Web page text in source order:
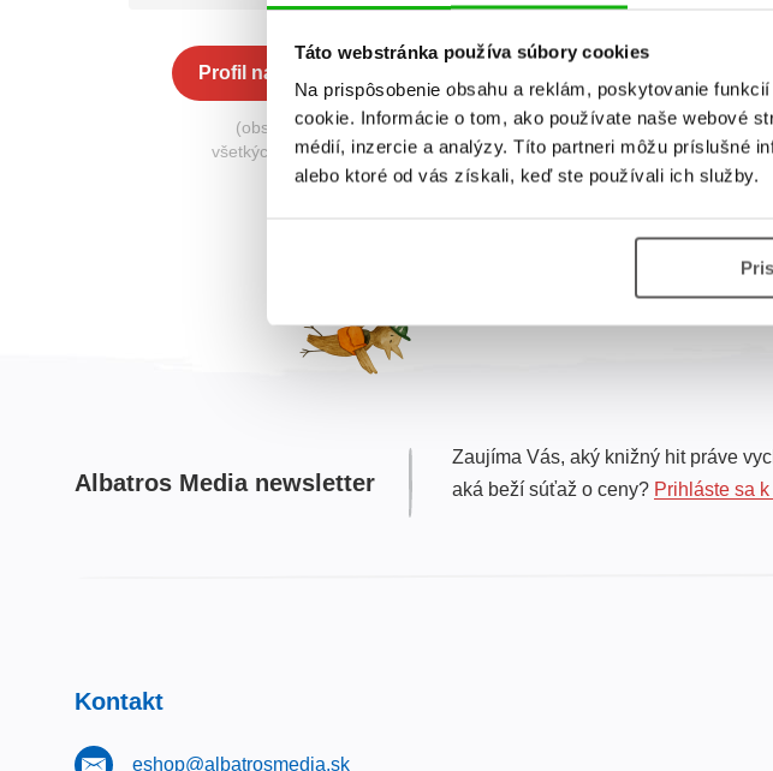
Táto webstránka používa súbory cookies
Na prispôsobenie obsahu a reklám, poskytovanie
cookie. Informácie o tom, ako používate naše webové
médií, inzercie a analýzy. Títo partneri môžu príslušné
alebo ktoré od vás získali, keď ste používali ich služby.
Profil na Albatros Media
(obsahuje knihy zo
všetkých nakladateľstiev)
Naše milované
dieťatko
Alexandra Kiadó
Albatros Media newsletter
Zaujíma Vás, aký knižný hit práve
aká beží súťaž o ceny? Prihláste sa
Kontakt
eshop@albatrosmedia.sk